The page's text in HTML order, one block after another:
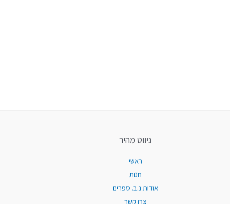
ניווט מהיר
ראשי
חנות
אודות נ.ב. ספרים
צרו קשר